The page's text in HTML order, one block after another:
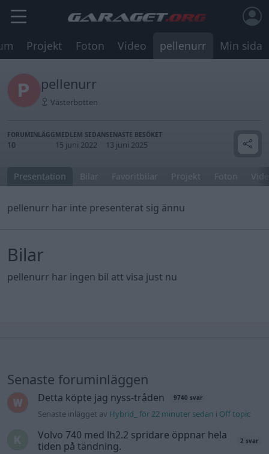
Projekt Foton Video pellenurr Min sida
pellenurr
Västerbotten
FORUMINLÄGG
10
MEDLEM SEDAN
15 juni 2022
SENASTE BESÖKET
13 juni 2025
Presentation Bilar Favoritbilar Projekt Foton
pellenurr har inte presenterat sig ännu
Bilar
pellenurr har ingen bil att visa just nu
Senaste foruminläggen
Detta köpte jag nyss-tråden 9740 svar
Senaste inlägget av Hybrid_ för 22 minuter sedan i Off topic
Volvo 740 med lh2.2 spridare öppnar hela
tiden på tändning.
2 svar